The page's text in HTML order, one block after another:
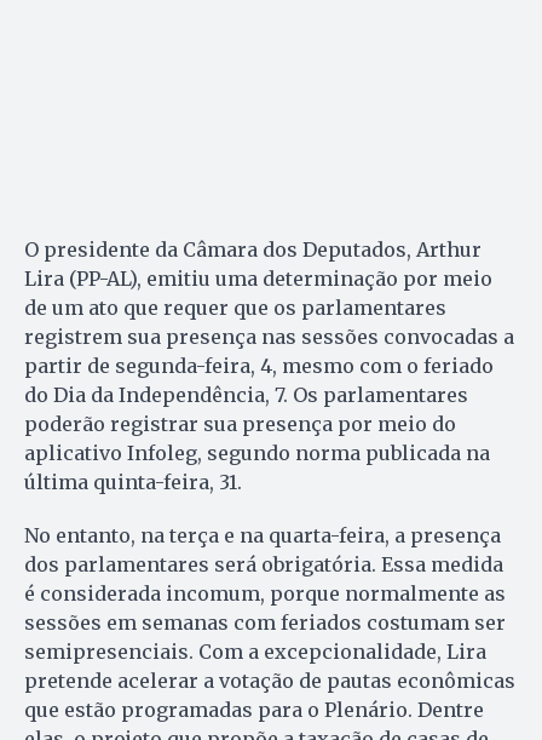
O presidente da Câmara dos Deputados, Arthur
Lira (PP-AL), emitiu uma determinação por meio
de um ato que requer que os parlamentares
registrem sua presença nas sessões convocadas a
partir de segunda-feira, 4, mesmo com o feriado
do Dia da Independência, 7. Os parlamentares
poderão registrar sua presença por meio do
aplicativo Infoleg, segundo norma publicada na
última quinta-feira, 31.
No entanto, na terça e na quarta-feira, a presença
dos parlamentares será obrigatória. Essa medida
é considerada incomum, porque normalmente as
sessões em semanas com feriados costumam ser
semipresenciais. Com a excepcionalidade, Lira
pretende acelerar a votação de pautas econômicas
que estão programadas para o Plenário. Dentre